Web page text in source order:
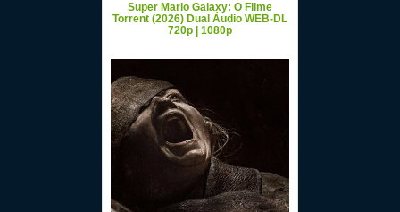
Super Mario Galaxy: O Filme
Torrent (2026) Dual Áudio WEB-DL
720p | 1080p